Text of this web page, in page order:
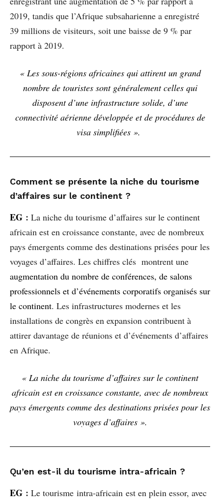
2019, tandis que l’Afrique subsaharienne a enregistré
39 millions de visiteurs, soit une baisse de 9 % par
rapport à 2019.
« Les sous-régions africaines qui attirent un grand
nombre de touristes sont généralement celles qui
disposent d’une infrastructure solide, d’une
connectivité aérienne développée et de procédures de
visa simplifiées ».
Comment se présente la niche du tourisme
d’affaires sur le continent ?
EG : La niche du tourisme d’affaires sur le continent
africain est en croissance constante, avec de nombreux
pays émergents comme des destinations prisées pour les
voyages d’affaires. Les chiffres clés montrent une
augmentation du nombre de conférences, de salons
professionnels et d’événements corporatifs organisés sur
le continent. Les infrastructures modernes et les
installations de congrès en expansion contribuent à
attirer davantage de réunions et d’événements d’affaires
en Afrique.
« La niche du tourisme d’affaires sur le continent
africain est en croissance constante, avec de nombreux
pays émergents comme des destinations prisées pour les
voyages d’affaires ».
Qu’en est-il du tourisme intra-africain ?
EG : Le tourisme intra-africain est en plein essor, avec